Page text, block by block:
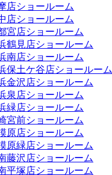
店ショールーム
店ショールーム
宮店ショールーム
鶴見店ショールーム
南店ショールーム
保土ケ谷店ショールーム
金沢店ショールーム
泉店ショールーム
緑店ショールーム
宮前ショールーム
原店ショールーム
原緑店ショールーム
藤沢店ショールーム
平塚店ショールーム